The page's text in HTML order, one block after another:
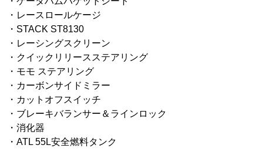
・レースロールケージ
・STACK ST8130
・レーシングスクリーン
・クイックリリースステアリング
・モモ ステアリング
・カーボンサイドミラー
・カットオフスイッチ
・ブレーキバランサー＆ラインロック
・消化器
・ATL 55L安全燃料タンク